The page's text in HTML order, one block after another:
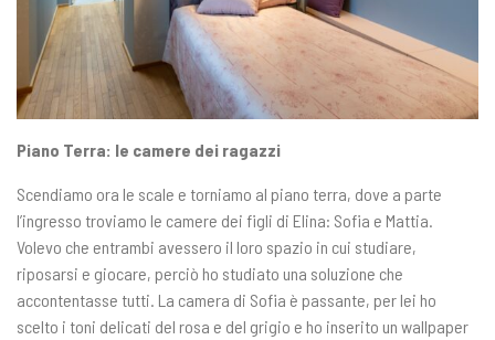
Piano Terra: le camere dei ragazzi
Scendiamo ora le scale e torniamo al piano terra, dove a parte
l’ingresso troviamo le camere dei figli di Elina: Sofia e Mattia.
Volevo che entrambi avessero il loro spazio in cui studiare,
riposarsi e giocare, perciò ho studiato una soluzione che
accontentasse tutti. La camera di Sofia è passante, per lei ho
scelto i toni delicati del rosa e del grigio e ho inserito un wallpaper